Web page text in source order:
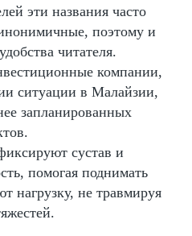
эти названия часто
поэтому и
читателя.
компании,
ситуации в Малайзии,
запланированных
сустав и
помогая поднимать
нагрузку, не травмируя